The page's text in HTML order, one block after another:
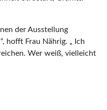
der Ausstellung
hofft Frau Nährig. „ Ich
Wer weiß, vielleicht